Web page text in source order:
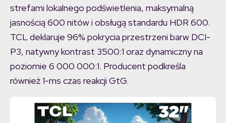
strefami lokalnego podświetlenia, maksymalną
jasnością 600 nitów i obsługą standardu HDR 600.
TCL deklaruje 96% pokrycia przestrzeni barw DCI-
P3, natywny kontrast 3500:1 oraz dynamiczny na
poziomie 6 000 000:1. Producent podkreśla
również 1-ms czas reakcji GtG.